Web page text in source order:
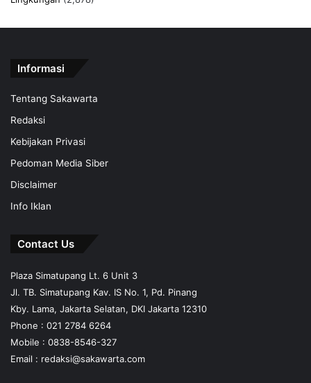
Informasi
Tentang Sakawarta
Redaksi
Kebijakan Privasi
Pedoman Media Siber
Disclaimer
Info Iklan
Contact Us
Plaza Simatupang Lt. 6 Unit 3
Jl. TB. Simatupang Kav. IS No. 1, Pd. Pinang
Kby. Lama, Jakarta Selatan, DKI Jakarta 12310
Phone : 021 2784 6264
Mobile : 0838-8546-327
Email : redaksi@sakawarta.com